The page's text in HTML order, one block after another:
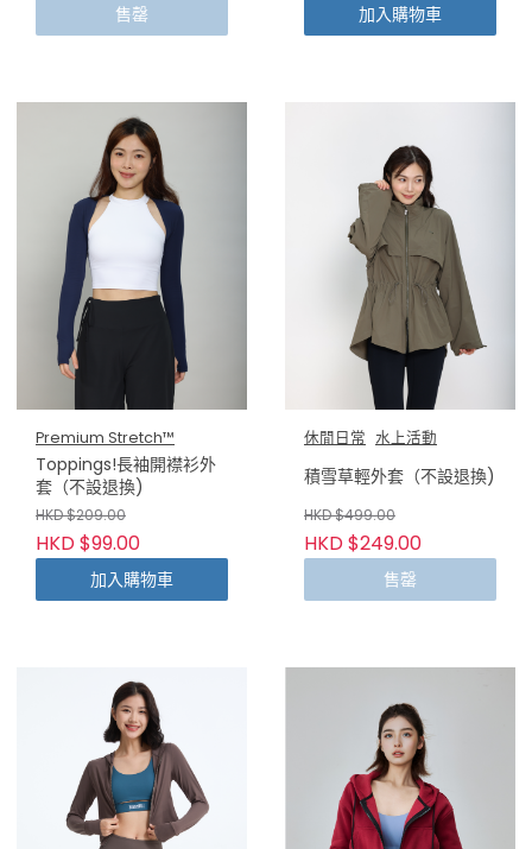
售罄 加入購物車
Premium Stretch™
Toppings!長袖開襟衫外
套（不設退換)
HKD $209.00
HKD $99.00
加入購物車
休閒日常 水上活動
積雪草輕外套（不設退換)
HKD $499.00
HKD $249.00
售罄